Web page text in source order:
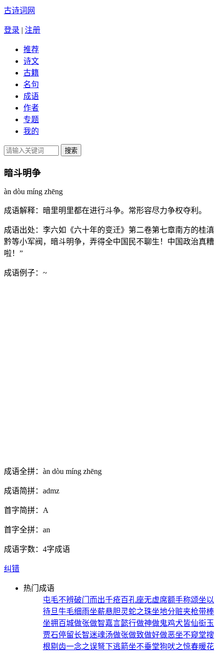
古诗词网
登录 | 注册
推荐
诗文
古籍
名句
成语
作者
专题
我的
暗斗明争
àn dòu míng zhēng
成语解释： 暗里明里都在进行斗争。常形容尽力争权夺利。
成语出处： 李六如《六十年的变迁》第二卷第七章南方的桂滇
黔等小军阀，暗斗明争，弄得全中国民不聊生！中国政治真糟
啦！”
成语例子： ~
成语全拼： àn dòu míng zhēng
成语简拼： admz
首字简拼： A
首字全拼： an
成语字数： 4字成语
纠错
热门成语
屯毛不辨破门而出千疮百孔座无虚席额手称颂坐以
待旦牛毛细雨坐薪悬胆灵蛇之珠坐地分赃夹枪带棒
坐拥百城做张做智嘉言懿行做神做鬼鸡犬皆仙衒玉
贾石停留长智迷魂汤做张做致做好做恶坐不窥堂搜
根剔齿一念之误弩下逃箭坐不垂堂狗吠之惊春暖花